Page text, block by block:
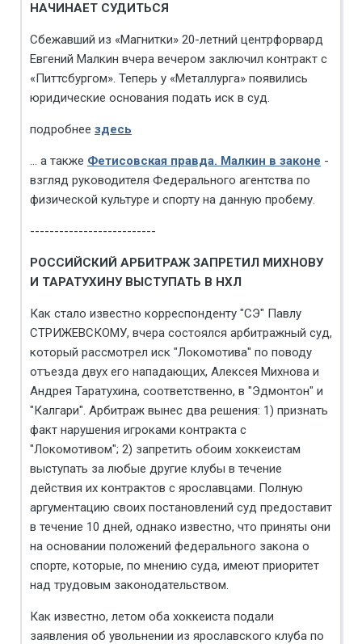
НАЧИНАЕТ СУДИТЬСЯ
Сбежавший из «Магнитки» 20-летний центрфорвард
Евгений Малкин вчера вечером заключил контракт с
«Питтсбургом». Теперь у «Металлурга» появились
юридические основания подать иск в суд.
подробнее здесь
... а также Фетисовская правда. Малкин в законе -
взгляд руководителя Федерального агентства по
физической культуре и спорту на данную пробему.
--------------------------
РОССИЙСКИЙ АРБИТРАЖ ЗАПРЕТИЛ МИХНОВУ
И ТАРАТУХИНУ ВЫСТУПАТЬ В НХЛ
Как стало известно корреспонденту "СЭ" Павлу
СТРИЖЕВСКОМУ, вчера состоялся арбитражный суд,
который рассмотрел иск "Локомотива" по поводу
отъезда двух его нападающих, Алексея Михнова и
Андрея Таратухина, соответственно, в "Эдмонтон" и
"Калгари". Арбитраж вынес два решения: 1) признать
факт нарушения игроками контракта с
"Локомотивом"; 2) запретить обоим хоккеистам
выступать за любые другие клубы в течение
действия их контрактов с ярославцами. Полную
аргументацию своих постановлений суд предоставит
в течение 10 дней, однако известно, что приняты они
на основании положений федерального закона о
спорте, которые, по мнению суда, имеют приоритет
над трудовым законодательством.
Как известно, летом оба хоккеиста подали
заявления об увольнении из ярославского клуба по